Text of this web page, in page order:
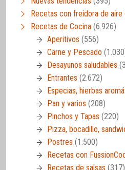
Recetas con freidora de aire
Recetas de Cocina (6.926)
Aperitivos (556)
Carne y Pescado
Desayunos saludables
Entrantes (2.672)
Especias, hierbas
Pan y varios (208)
Pinchos y Tapas (220)
Pizza, bocadillo,
Postres (1.500)
Recetas con
Recetas de salsas (317)